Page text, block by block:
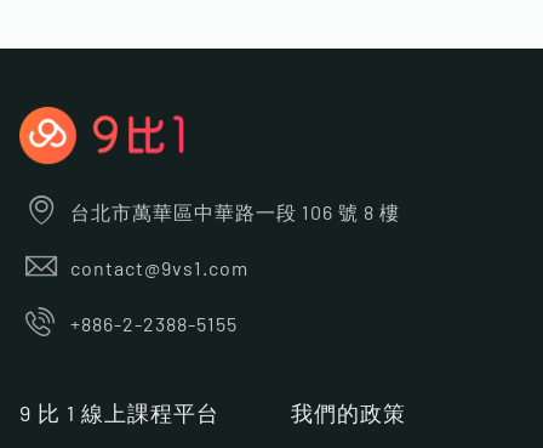
台北市萬華區中華路一段 106 號 8 樓
contact@9vs1.com
+886-2-2388-5155
9 比 1 線上課程平台 我們的政策